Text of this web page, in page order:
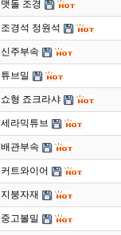
맷돌 조경
조경석 정원석
신주부속
튜브밀
쇼형 죠크라샤
세라믹튜브
배관부속
커트와이어
지붕자재
중고볼밀